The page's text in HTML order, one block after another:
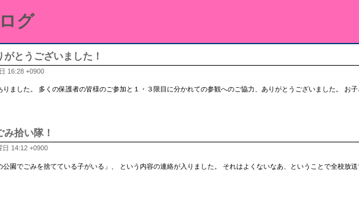
グ
とうございました！
16:28 +0900
りました。 多くの保護者の皆様のご参加と１・３限目に分かれての参観へのご協力、ありがとうございました。 お
拾い隊！
日 14:12 +0900
公園でごみを捨てている子がいる」、 という内容の連絡が入りました。 それはよくないなあ、ということで全校放